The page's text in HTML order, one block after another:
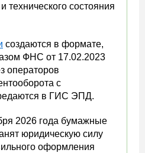
технического состояния
создаются в формате,
ФНС от 17.02.2023
операторов
с
в ГИС ЭПД.
2026 года бумажные
юридическую силу
оформления